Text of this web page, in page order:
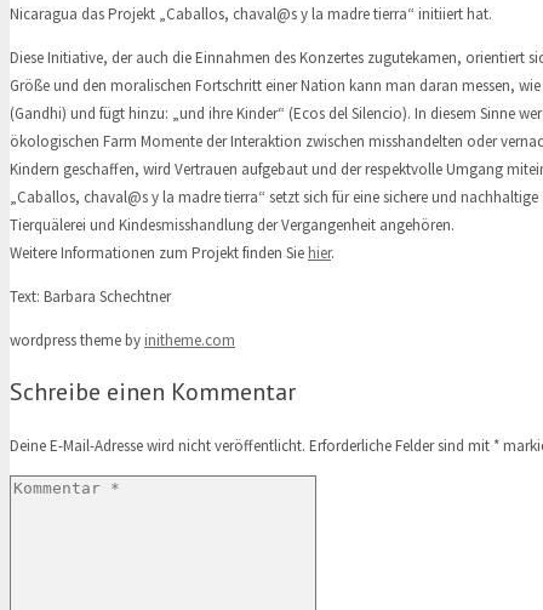
Nicaragua das Projekt „Caballos, chaval@s y la madre tierra“ initiiert hat.
Diese Initiative, der auch die Einnahmen des Konzertes zugutekamen, orientiert
Größe und den moralischen Fortschritt einer Nation kann man daran messen,
(Gandhi) und fügt hinzu: „und ihre Kinder“ (Ecos del Silencio). In diesem Sinne
ökologischen Farm Momente der Interaktion zwischen misshandelten oder
Kindern geschaffen, wird Vertrauen aufgebaut und der respektvolle Umgang
„Caballos, chaval@s y la madre tierra“ setzt sich für eine sichere und
Tierquälerei und Kindesmisshandlung der Vergangenheit angehören.
Weitere Informationen zum Projekt finden Sie hier.
Text: Barbara Schechtner
wordpress theme by initheme.com
Schreibe einen Kommentar
Deine E-Mail-Adresse wird nicht veröffentlicht. Erforderliche Felder sind mit *